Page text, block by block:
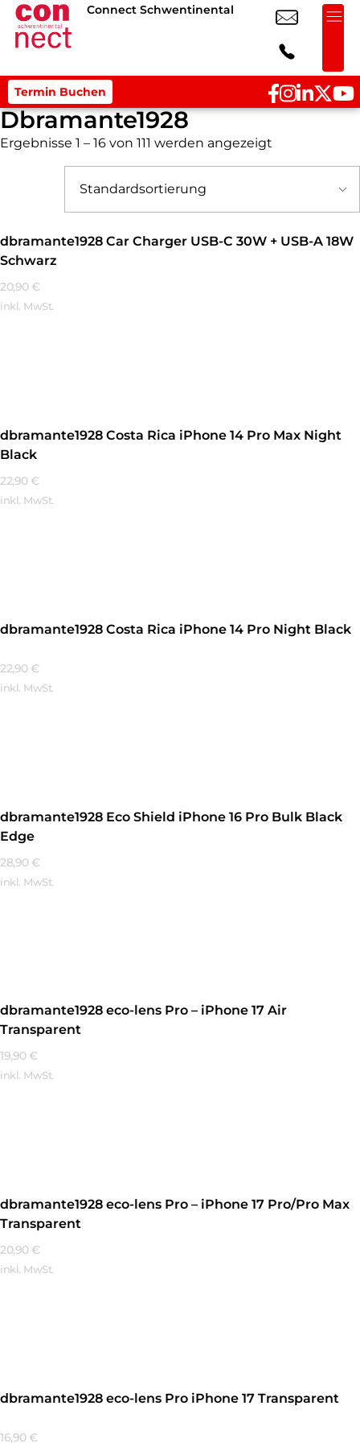
Connect Schwentinental
Termin Buchen
Dbramante1928
Ergebnisse 1 – 16 von 111 werden angezeigt
dbramante1928 Car Charger USB-C 30W + USB-A 18W
Schwarz
20,90 €
inkl. MwSt.
dbramante1928 Costa Rica iPhone 14 Pro Max Night
Black
22,90 €
inkl. MwSt.
dbramante1928 Costa Rica iPhone 14 Pro Night Black
22,90 €
inkl. MwSt.
dbramante1928 Eco Shield iPhone 16 Pro Bulk Black
Edge
28,90 €
inkl. MwSt.
dbramante1928 eco-lens Pro – iPhone 17 Air
Transparent
19,90 €
inkl. MwSt.
dbramante1928 eco-lens Pro – iPhone 17 Pro/Pro Max
Transparent
20,90 €
inkl. MwSt.
dbramante1928 eco-lens Pro iPhone 17 Transparent
16,90 €